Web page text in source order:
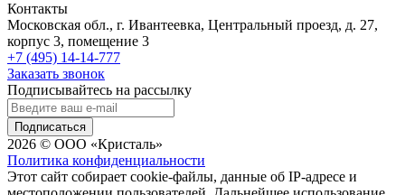
Контакты
Московская обл., г. Ивантеевка, Центральный проезд, д. 27,
корпус 3, помещение 3
+7 (495) 14-14-777
Заказать звонок
Подписывайтесь на рассылку
Подписаться
2026 © ООО «Кристаль»
Политика конфиденциальности
Этот сайт собирает cookie-файлы, данные об IP-адресе и